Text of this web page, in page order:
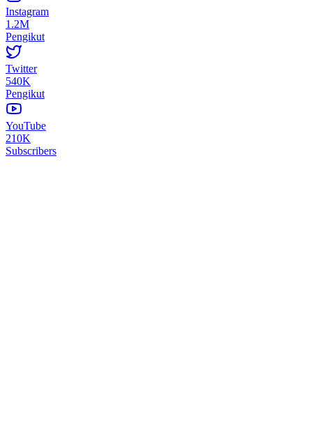
Instagram
1.2M
Pengikut
Twitter
540K
Pengikut
YouTube
210K
Subscribers